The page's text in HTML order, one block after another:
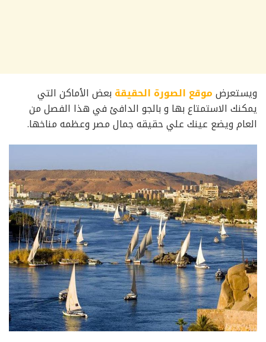
ويستعرضموقع الصورة الحقيقةبعض الأماكن التي
يمكنك الاستمتاع بها و بالجو الدافئ في هذا الفصل من
العام ويضع عينك علي حقيقه جمال مصر وعظمه مناخها.